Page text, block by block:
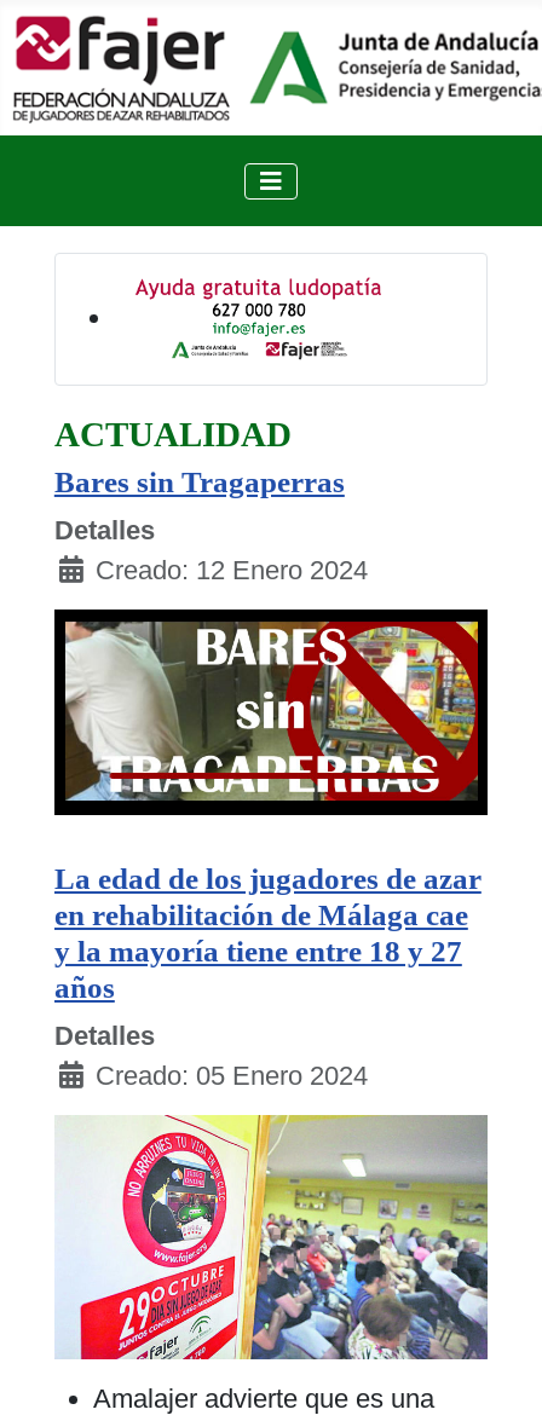
ACTUALIDAD
Bares sin Tragaperras
Detalles
Creado: 12 Enero 2024
La edad de los jugadores de azar
en rehabilitación de Málaga cae
y la mayoría tiene entre 18 y 27
años
Detalles
Creado: 05 Enero 2024
Amalajer advierte que es una